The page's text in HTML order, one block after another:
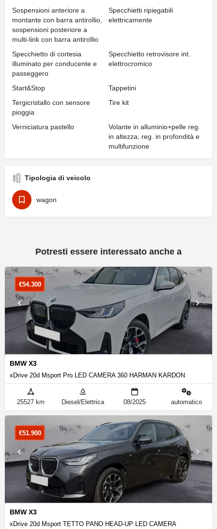
Sospensioni anteriore a
montante con barra antirollio,
sospensioni posteriore a
multi-link con barra antirollio
Specchietti ripiegabili
elettricamente
Specchietto di cortesia
illuminato per conducente e
passeggero
Specchietto retrovisore int.
elettrocromico
Start&Stop
Tappetini
Tergicristallo con sensore
pioggia
Tire kit
Verniciatura pastello
Volante in alluminio+pelle reg.
in altezza, reg. in profondità e
multifunzione
Tipologia di veicolo
wagon
Potresti essere interessato anche a
BMW X3
xDrive 20d Msport Pro LED CAMERA 360 HARMAN KARDON
€54.300
25527 km Diesel/Elettrica 08/2025 automatico
BMW X3
xDrive 20d Msport TETTO PANO HEAD-UP LED CAMERA
€51.900